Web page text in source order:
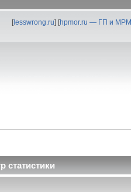
[lesswrong.ru] [hpmor.ru — ГП и МРМ
статистики